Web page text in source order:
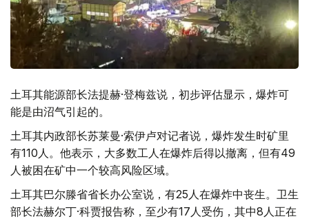
土耳其能源部长法提赫·登梅兹说，初步评估显示，爆炸可
能是由沼气引起的。
土耳其内政部长苏莱曼·索伊卢对记者说，爆炸发生时矿里
有110人。他表示，大多数工人在爆炸后得以撤离，但有49
人被困在矿中一个较高风险区域。
土耳其巴尔滕省省长办公室说，有25人在爆炸中丧生。卫生
部长法赫尔丁·科贾报告称，至少有17人受伤，其中8人正在